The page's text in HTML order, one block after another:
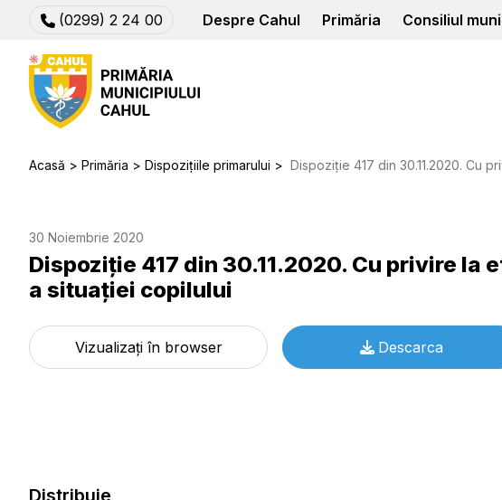
(0299) 2 24 00 Despre Cahul Primăria Consiliul
Acasă Primăria Dispozițiile primarului Dispoziție 417 din 30.11.2020. Cu privire la
30 Noiembrie 2020
Dispoziție 417 din 30.11.2020. Cu privire la
a situaţiei copilului
Vizualizați în browser Descarca
Distribuie